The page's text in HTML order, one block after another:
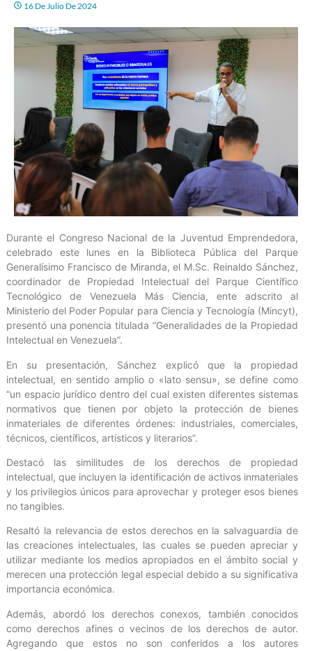
16 De Julio De 2024
Durante el Congreso Nacional de la Juventud Emprendedora,
celebrado este lunes en la Biblioteca Pública del Parque
Generalísimo Francisco de Miranda, el M.Sc. Reinaldo Sánchez,
coordinador de Propiedad Intelectual del Parque Científico
Tecnológico de Venezuela Más Ciencia, ente adscrito al
Ministerio del Poder Popular para Ciencia y Tecnología (Mincyt),
presentó una ponencia titulada “Generalidades de la Propiedad
Intelectual en Venezuela”.
En su presentación, Sánchez explicó que la propiedad
intelectual, en sentido amplio o «lato sensu», se define como
“un espacio jurídico dentro del cual existen diferentes sistemas
normativos que tienen por objeto la protección de bienes
inmateriales de diferentes órdenes: industriales, comerciales,
técnicos, científicos, artísticos y literarios”.
Destacó las similitudes de los derechos de propiedad
intelectual, que incluyen la identificación de activos inmateriales
y los privilegios únicos para aprovechar y proteger esos bienes
no tangibles.
Resaltó la relevancia de estos derechos en la salvaguardia de
las creaciones intelectuales, las cuales se pueden apreciar y
utilizar mediante los medios apropiados en el ámbito social y
merecen una protección legal especial debido a su significativa
importancia económica.
Además, abordó los derechos conexos, también conocidos
como derechos afines o vecinos de los derechos de autor.
Agregando que estos no son conferidos a los autores